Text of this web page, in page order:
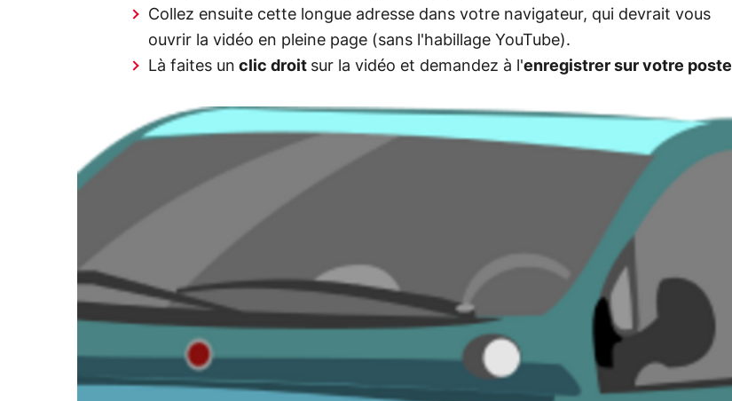
Collez ensuite cette longue adresse dans votre navigateur, qui devrait vous
ouvrir la vidéo en pleine page (sans l'habillage YouTube).
Là faites un clic droit sur la vidéo et demandez à l'enregistrer sur votre poste